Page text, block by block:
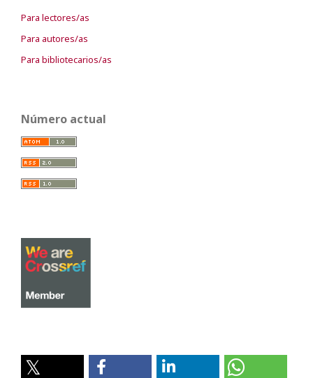
Para lectores/as
Para autores/as
Para bibliotecarios/as
Número actual